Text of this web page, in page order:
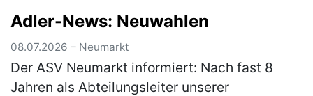
SV Höhenberg zog am letzten Juni-
Wochenende … (mehr)
Adler-News: Neuwahlen
08.07.2026 – Neumarkt
Der ASV Neumarkt informiert: Nach fast 8
Jahren als Abteilungsleiter unserer